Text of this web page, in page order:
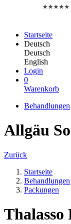
Startseite
Deutsch
Deutsch
English
Login
0
Warenkorb
Behandlungen
Allgäu
Zurück
Startseite
Behandlungen
Packungen
Thalasso